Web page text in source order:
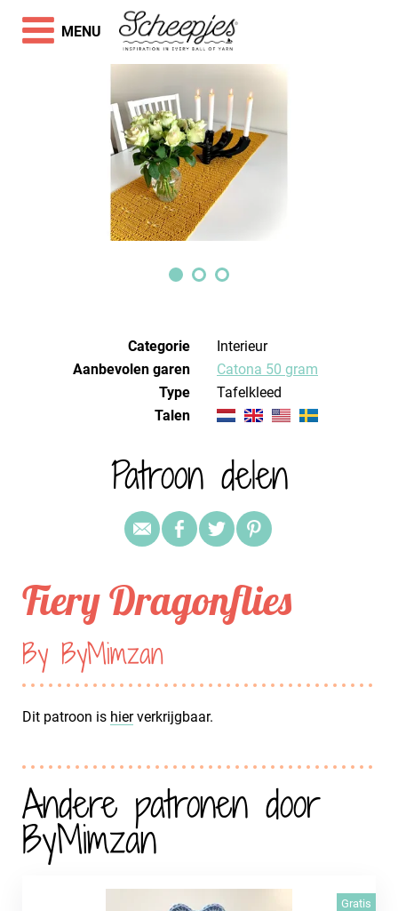
Categorie
Interieur
Aanbevolen garen
Catona 50 gram
Type
Tafelkleed
Talen
Patroon delen
Fiery Dragonflies
By ByMimzan
Dit patroon is hierverkrijgbaar.
Andere patronen door
ByMimzan
Gratis
MENU